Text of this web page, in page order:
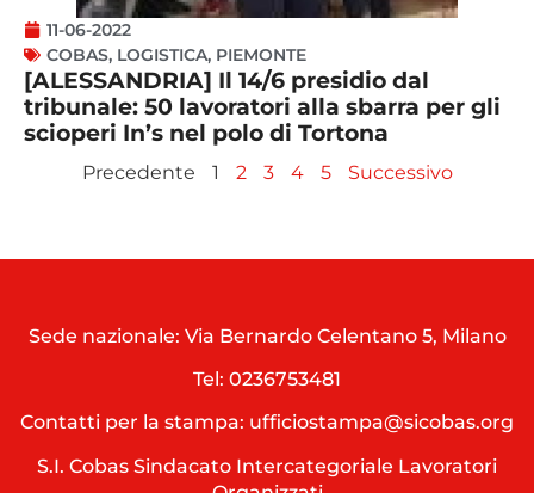
11-06-2022
COBAS, LOGISTICA, PIEMONTE
[ALESSANDRIA] Il 14/6 presidio dal
tribunale: 50 lavoratori alla sbarra per gli
scioperi In’s nel polo di Tortona
Precedente 1 2 3 4 5 Successivo
Sede nazionale: Via Bernardo Celentano 5, Milano
Tel: 0236753481
Contatti per la stampa: ufficiostampa@sicobas.org
S.I. Cobas Sindacato Intercategoriale Lavoratori